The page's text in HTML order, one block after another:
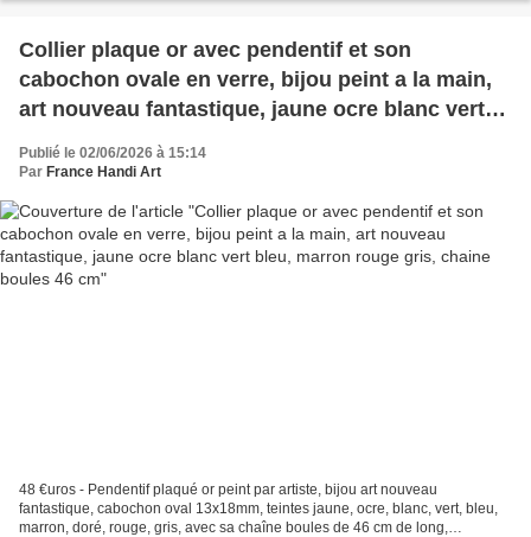
Collier plaque or avec pendentif et son
cabochon ovale en verre, bijou peint a la main,
art nouveau fantastique, jaune ocre blanc vert
bleu, marron rouge gris, chaine boules 46 cm
Publié le 02/06/2026 à 15:14
Par France Handi Art
48 €uros - Pendentif plaqué or peint par artiste, bijou art nouveau
fantastique, cabochon oval 13x18mm, teintes jaune, ocre, blanc, vert, bleu,
marron, doré, rouge, gris, avec sa chaîne boules de 46 cm de long,